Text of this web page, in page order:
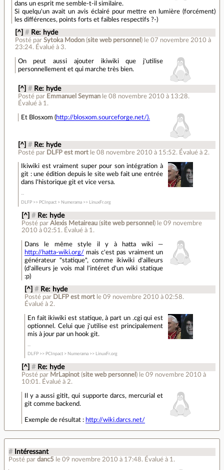
dans un esprit me semble-t-il similaire.
Si quelqu'un avait un avis éclairé pour mettre en lumière (forcément)
les différences, points forts et faibles respectifs ?-)
[^] # Re: hyde
Posté par Sytoka Modon(site web personnel ) le 07 novembre 2010 à
23:24. Évalué à 3.
On peut aussi ajouter ikiwiki que j'utilise
personnellement et qui marche très bien.
[^] # Re: hyde
Posté par Emmanuel Seyman le 08 novembre 2010 à 13:28.
Évalué à 1 .
Et Blosxom (http://blosxom.sourceforge.net/).
[^] # Re: hyde
Posté par DLFP est mort le 08 novembre 2010 à 15:52. Évalué à 2.
Ikiwiki est vraiment super pour son intégration à
git : une édition depuis le site web fait une entrée
dans l'historique git et vice versa.
DLFP >> PCInpact > Numerama >> LinuxFr.org
[^] # Re: hyde
Posté par Alexis Metaireau(site web personnel ) le 09 novembre
2010 à 02:51 . Évalué à 1 .
Dans le même style il y à hatta wiki —
http://hatta-wiki.org/ mais c'est pas vraiment un
générateur "statique", comme ikiwiki d'ailleurs
(d'ailleurs je vois mal l'intéret d'un wiki statique
:p)
[^] # Re: hyde
Posté par DLFP est mort le 09 novembre 2010 à 02:58.
Évalué à 2.
En fait ikiwiki est statique, à part un .cgi qui est
optionnel. Celui que j'utilise est principalement
mis à jour par un hook git.
DLFP >> PCInpact > Numerama >> LinuxFr.org
[^] # Re: hyde
Posté par MrLapinot(site web personnel ) le 09 novembre 2010 à
10:01.Évalué à 2.
Il y a aussi gitit, qui supporte darcs, mercurial et
git comme backend.
Exemple de résultat : http://wiki.darcs.net/
# Intéressant
Posté par danc5 le 09 novembre 2010 à 17:48. Évalué à 1 .